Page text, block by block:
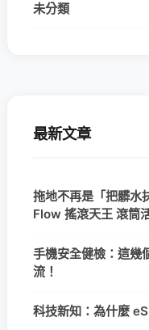
未分類
最新文章
拖地不再是「把髒
Flow 搖滾天王 滾筒
手機安全健檢：這幾
流！
科技新知：為什麼